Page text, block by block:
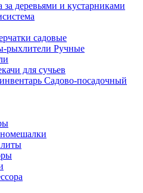
деревьями и кустарниками
садовые
Ручные
для сучьев
Садово-посадочный